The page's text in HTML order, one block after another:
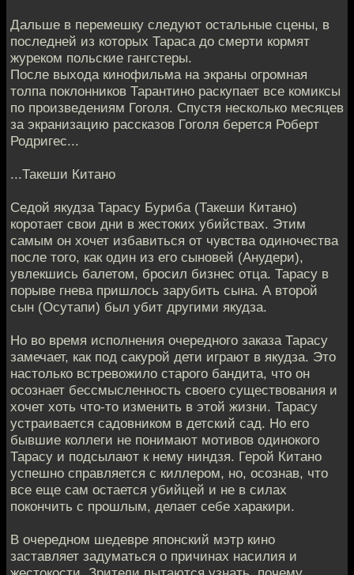
Дальше в перемешку следуют остальные сцены, в
последней из которых Тараса до смерти кормят
журеком польские гангстеры.
После выхода кинофильма на экраны огромная
толпа поклонников Тарантино раскупает все комиксы
по произведениям Гоголя. Спустя несколько месяцев
за экранизацию рассказов Гоголя берется Роберт
Родригес...
...Такеши Китано
Седой якудза Тарасу Буриба (Такеши Китано)
коротает свои дни в жестоких убийствах. Этим
самым он хочет избавиться от чувства одиночества
после того, как один из его сыновей (Анудери),
увлекшись балетом, бросил бизнес отца. Тарасу в
порыве гнева пришлось зарубить сына. А второй
сын (Осутапи) был убит другими якудза.
Но во время исполнения очередного заказа Тарасу
замечает, как под сакурой дети играют в якудза. Это
настолько встревожило старого бандита, что он
осознает бессмысленность своего существования и
хочет хоть что-то изменить в этой жизни. Тарасу
устраивается садовником в детский сад. Но его
бывшие коллеги не понимают мотивов одинокого
Тарасу и подсылают к нему ниндзя. Герой Китано
успешно справляется с киллером, но, осознав, что
все еще сам остается убийцей и не в силах
покончить с прошлым, делает себе харакири.
В очередном шедевре японский мэтр кино
заставляет задуматься о причинах насилия и